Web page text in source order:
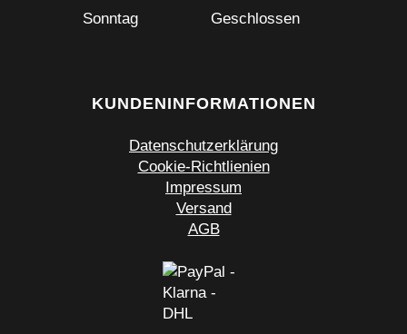
Sonntag Geschlossen
KUNDENINFORMATIONEN
Datenschutzerklärung
Cookie-Richtlienien
Impressum
Versand
AGB